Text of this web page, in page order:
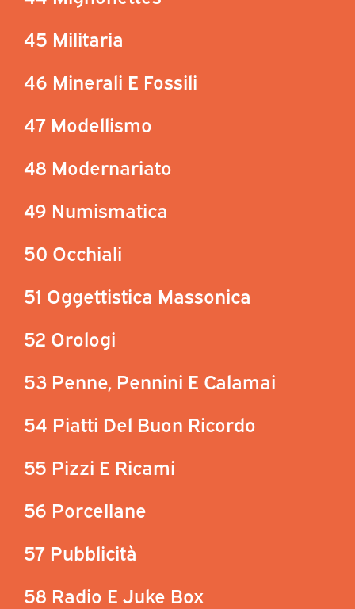
45 Militaria
46 Minerali E Fossili
47 Modellismo
48 Modernariato
49 Numismatica
50 Occhiali
51 Oggettistica Massonica
52 Orologi
53 Penne, Pennini E Calamai
54 Piatti Del Buon Ricordo
55 Pizzi E Ricami
56 Porcellane
57 Pubblicità
58 Radio E Juke Box